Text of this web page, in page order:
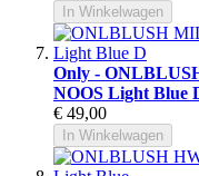
In Winkelwagen
Only -
NOOS Light Blue
€ 49,00
In Winkelwagen